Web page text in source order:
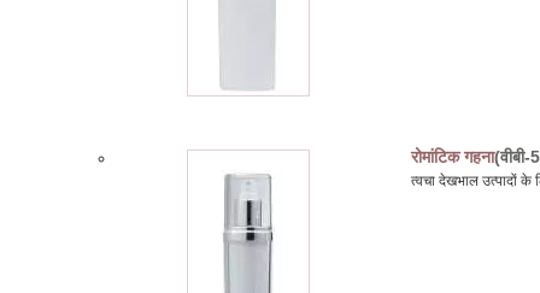
रोमांटिक गहना
त्वचा देखभाल उत्पादों के